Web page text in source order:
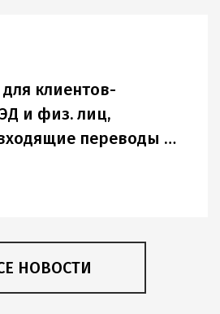
клиентов-
и физ. лиц,
переводы в
НОВОСТИ